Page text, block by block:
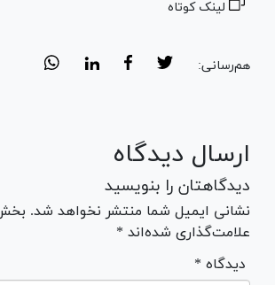
لینک کوتاه
هم‌رسانی:
ارسال دیدگاه
دیدگاهتان را بنویسید
نشانی ایمیل شما منتشر نخواهد شد.
علامت‌گذاری شده‌اند *
* دیدگاه